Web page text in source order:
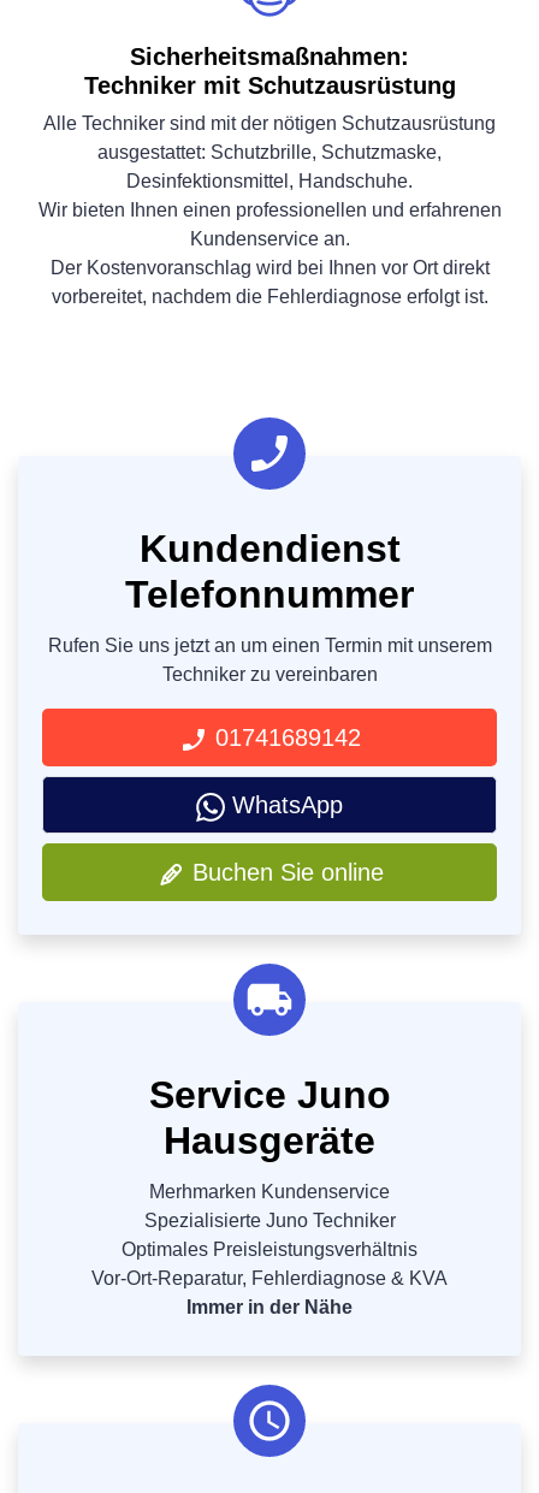
Sicherheitsmaßnahmen:
Techniker mit Schutzausrüstung
Alle Techniker sind mit der nötigen Schutzausrüstung
ausgestattet: Schutzbrille, Schutzmaske,
Desinfektionsmittel, Handschuhe.
Wir bieten Ihnen einen professionellen und erfahrenen
Kundenservice an.
Der Kostenvoranschlag wird bei Ihnen vor Ort direkt
vorbereitet, nachdem die Fehlerdiagnose erfolgt ist.
Kundendienst
Telefonnummer
Rufen Sie uns jetzt an um einen Termin mit unserem
Techniker zu vereinbaren
01741689142
WhatsApp
Buchen Sie online
Service Juno
Hausgeräte
Merhmarken Kundenservice
Spezialisierte Juno Techniker
Optimales Preisleistungsverhältnis
Vor-Ort-Reparatur, Fehlerdiagnose & KVA
Immer in der Nähe